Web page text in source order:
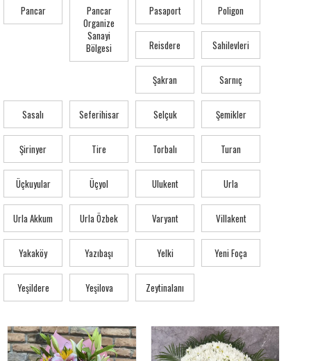
Pancar
Pancar
Organize
Sanayi
Bölgesi
Pasaport Poligon
Reisdere Sahilevleri
Şakran Sarnıç
Sasalı Seferihisar Selçuk Şemikler
Şirinyer Tire Torbalı Turan
Üçkuyular Üçyol Ulukent Urla
Urla Akkum Urla Özbek Varyant Villakent
Yakaköy Yazıbaşı Yelki Yeni Foça
Yeşildere Yeşilova Zeytinalanı